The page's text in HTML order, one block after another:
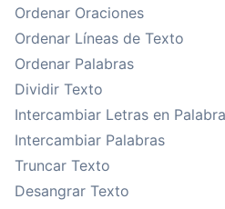
Ordenar Oraciones
Ordenar Líneas de Texto
Ordenar Palabras
Dividir Texto
Intercambiar Letras en
Intercambiar Palabras
Truncar Texto
Desangrar Texto